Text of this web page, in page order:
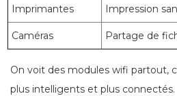
Imprimantes Impression
Caméras Partage de
On voit des modules wifi partout,
plus intelligents et plus connectés.